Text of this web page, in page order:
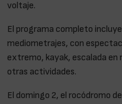
voltaje.
El programa completo
mediometrajes, con
extremo, kayak, escalada
otras actividades.
El domingo 2, el rocódromo